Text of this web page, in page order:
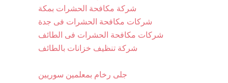
شركة مكافحة الحشرات بمكة
شركات مكافحة الحشرات فى جدة
شركات مكافحة الحشرات فى الطائف
شركة تنظيف خزانات بالطائف
جلى رخام بمعلمين سوريين